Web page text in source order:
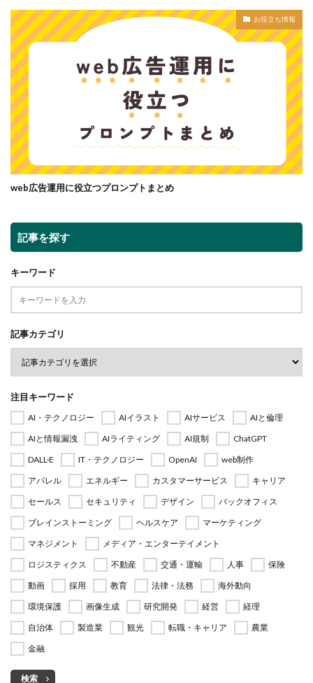
お役立ち情報
web広告運用に役立つプロンプトまとめ
記事を探す
キーワード
記事カテゴリ
注目キーワード
AI・テクノロジー AIイラスト AIサービス
AIと倫理
AIと情報漏洩
AIライティング AI規制
ChatGPT
DALL·E
IT・テクノロジー OpenAI
web制作
アパレル
エネルギー カスタマーサービス
キャリア
セールス
セキュリティ デザイン
バックオフィス
ブレインストーミング
ヘルスケア
マーケティング
マネジメント
メディア・エンターテイメント
ロジスティクス
不動産 交通・運輸 人事
保険
動画
採用 教育 法律・法務
海外動向
環境保護
画像生成 研究開発 経営
経理
自治体
製造業 観光 転職・キャリア
農業
金融
検索